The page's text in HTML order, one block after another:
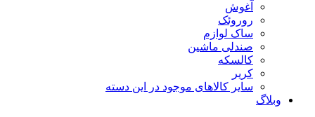
آغوش
روروئک
ساک لوازم
صندلی ماشین
کالسکه
کریر
سایر کالاهای موجود در این دسته
وبلاگ